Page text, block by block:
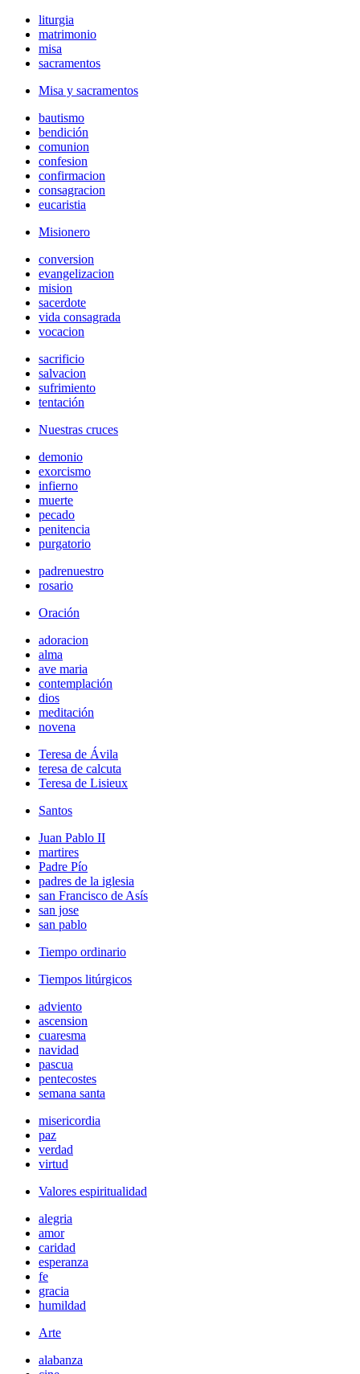
liturgia
matrimonio
misa
sacramentos
Misa y sacramentos
bautismo
bendición
comunion
confesion
confirmacion
consagracion
eucaristia
Misionero
conversion
evangelizacion
mision
sacerdote
vida consagrada
vocacion
sacrificio
salvacion
sufrimiento
tentación
Nuestras cruces
demonio
exorcismo
infierno
muerte
pecado
penitencia
purgatorio
padrenuestro
rosario
Oración
adoracion
alma
ave maria
contemplación
dios
meditación
novena
Teresa de Ávila
teresa de calcuta
Teresa de Lisieux
Santos
Juan Pablo II
martires
Padre Pío
padres de la iglesia
san Francisco de Asís
san jose
san pablo
Tiempo ordinario
Tiempos litúrgicos
adviento
ascension
cuaresma
navidad
pascua
pentecostes
semana santa
misericordia
paz
verdad
virtud
Valores espiritualidad
alegria
amor
caridad
esperanza
fe
gracia
humildad
Arte
alabanza